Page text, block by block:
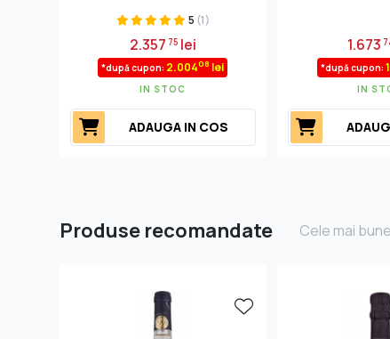
5 (1)
2.357 75lei
*după cupon: 2.00408 lei
IN STOC
ADAUGA IN COS
1.673
*după cupon:
IN
Produse recomandate Cele mai